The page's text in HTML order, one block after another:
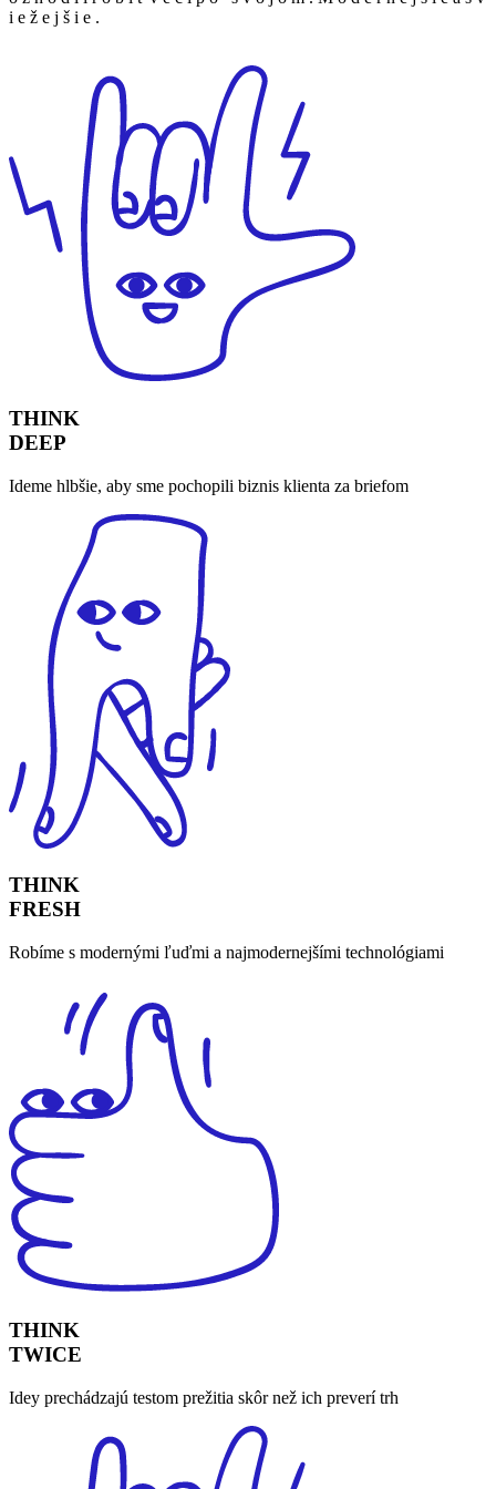
i e ž e j š i e .
THINK
DEEP
Ideme hlbšie, aby sme pochopili biznis klienta za briefom
THINK
FRESH​
Robíme s modernými ľuďmi a najmodernejšími technológiami​
THINK
TWICE​
Idey prechádzajú testom prežitia skôr než ich preverí trh​